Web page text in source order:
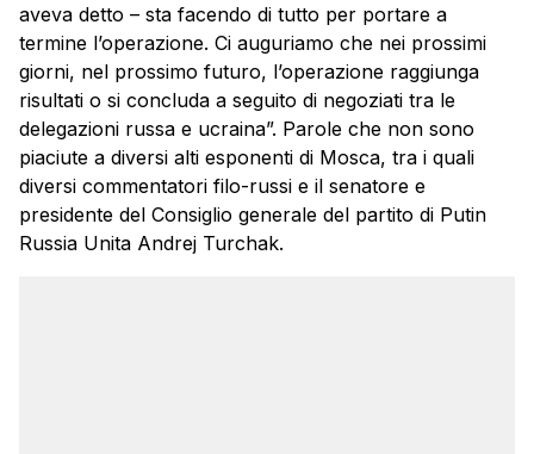
aveva detto – sta facendo di tutto per portare a
termine l’operazione. Ci auguriamo che nei prossimi
giorni, nel prossimo futuro, l’operazione raggiunga
risultati o si concluda a seguito di negoziati tra le
delegazioni russa e ucraina”. Parole che non sono
piaciute a diversi alti esponenti di Mosca, tra i quali
diversi commentatori filo-russi e il senatore e
presidente del Consiglio generale del partito di Putin
Russia Unita Andrej Turchak.